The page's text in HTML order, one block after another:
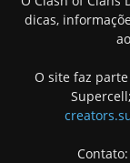
dicas,
O site faz
Contato: